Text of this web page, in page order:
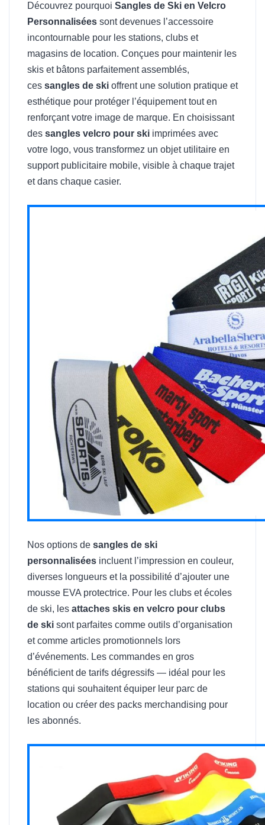
Découvrez pourquoi Sangles de Ski en Velcro
Personnalisées sont devenues l’accessoire
incontournable pour les stations, clubs et
magasins de location. Conçues pour maintenir les
skis et bâtons parfaitement assemblés,
ces sangles de ski offrent une solution pratique et
esthétique pour protéger l’équipement tout en
renforçant votre image de marque. En choisissant
des sangles velcro pour ski imprimées avec
votre logo, vous transformez un objet utilitaire en
support publicitaire mobile, visible à chaque trajet
et dans chaque casier.
Nos options de sangles de ski
personnalisées incluent l’impression en couleur,
diverses longueurs et la possibilité d’ajouter une
mousse EVA protectrice. Pour les clubs et écoles
de ski, les attaches skis en velcro pour clubs
de ski sont parfaites comme outils d’organisation
et comme articles promotionnels lors
d’événements. Les commandes en gros
bénéficient de tarifs dégressifs — idéal pour les
stations qui souhaitent équiper leur parc de
location ou créer des packs merchandising pour
les abonnés.